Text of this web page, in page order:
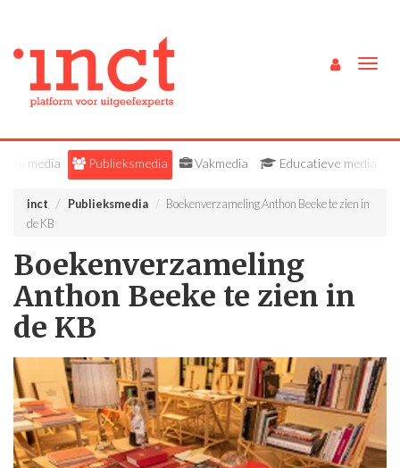
Alle media Publieksmedia Vakmedia Educatieve media
inct Publieksmedia
Boekenverzameling Anthon Beeke te zien in
de KB
Boekenverzameling
Anthon Beeke te zien in
de KB